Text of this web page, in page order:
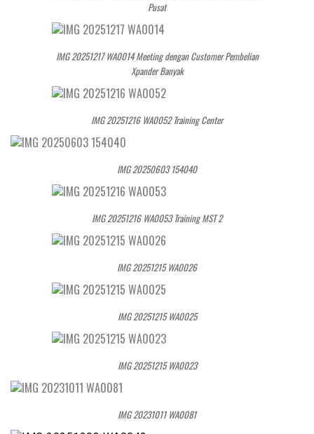
Pusat
IMG 20251217 WA0014 Meeting dengan Customer Pembelian
Xpander Banyak
IMG 20251216 WA0052 Training Center
IMG 20250603 154040
IMG 20251216 WA0053 Training MST 2
IMG 20251215 WA0026
IMG 20251215 WA0025
IMG 20251215 WA0023
IMG 20231011 WA0081